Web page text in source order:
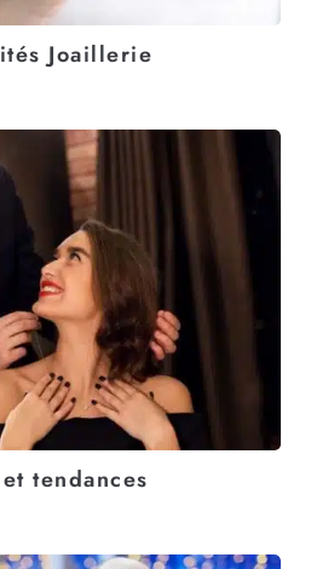
Joaillerie
tendances